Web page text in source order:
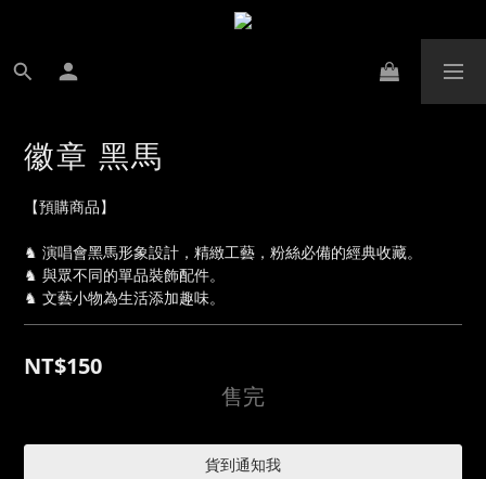
徽章 黑馬
【預購商品】
♞ 演唱會黑馬形象設計，精緻工藝，粉絲必備的經典收藏。
♞ 與眾不同的單品裝飾配件。
♞ 文藝小物為生活添加趣味。
NT$150
售完
貨到通知我